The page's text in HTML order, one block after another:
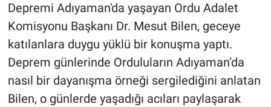
Depremi Adıyaman'da yaşayan Ordu Adalet
Komisyonu Başkanı Dr. Mesut Bilen, geceye
katılanlara duygu yüklü bir konuşma yaptı.
Deprem günlerinde Orduluların Adıyaman’da
nasıl bir dayanışma örneği sergilediğini anlatan
Bilen, o günlerde yaşadığı acıları paylaşarak